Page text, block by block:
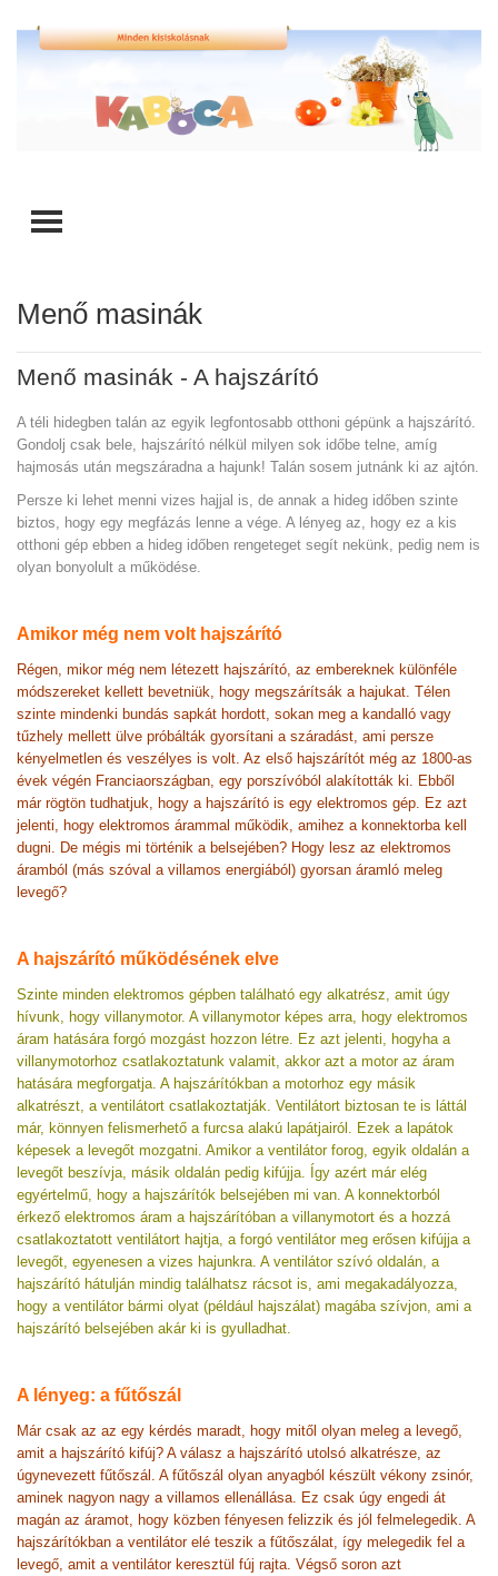
TOGGLE MENU
Menő masinák
Menő masinák - A hajszárító
A téli hidegben talán az egyik legfontosabb otthoni gépünk a hajszárító.
Gondolj csak bele, hajszárító nélkül milyen sok időbe telne, amíg
hajmosás után megszáradna a hajunk! Talán sosem jutnánk ki az ajtón.
Persze ki lehet menni vizes hajjal is, de annak a hideg időben szinte
biztos, hogy egy megfázás lenne a vége. A lényeg az, hogy ez a kis
otthoni gép ebben a hideg időben rengeteget segít nekünk, pedig nem is
olyan bonyolult a működése.
Amikor még nem volt hajszárító
Régen, mikor még nem létezett hajszárító, az embereknek különféle
módszereket kellett bevetniük, hogy megszárítsák a hajukat. Télen
szinte mindenki bundás sapkát hordott, sokan meg a kandalló vagy
tűzhely mellett ülve próbálták gyorsítani a száradást, ami persze
kényelmetlen és veszélyes is volt. Az első hajszárítót még az 1800-as
évek végén Franciaországban, egy porszívóból alakították ki. Ebből
már rögtön tudhatjuk, hogy a hajszárító is egy elektromos gép. Ez azt
jelenti, hogy elektromos árammal működik, amihez a konnektorba kell
dugni. De mégis mi történik a belsejében? Hogy lesz az elektromos
áramból (más szóval a villamos energiából) gyorsan áramló meleg
levegő?
A hajszárító működésének elve
Szinte minden elektromos gépben található egy alkatrész, amit úgy
hívunk, hogy villanymotor. A villanymotor képes arra, hogy elektromos
áram hatására forgó mozgást hozzon létre. Ez azt jelenti, hogyha a
villanymotorhoz csatlakoztatunk valamit, akkor azt a motor az áram
hatására megforgatja. A hajszárítókban a motorhoz egy másik
alkatrészt, a ventilátort csatlakoztatják. Ventilátort biztosan te is láttál
már, könnyen felismerhető a furcsa alakú lapátjairól. Ezek a lapátok
képesek a levegőt mozgatni. Amikor a ventilátor forog, egyik oldalán a
levegőt beszívja, másik oldalán pedig kifújja. Így azért már elég
egyértelmű, hogy a hajszárítók belsejében mi van. A konnektorból
érkező elektromos áram a hajszárítóban a villanymotort és a hozzá
csatlakoztatott ventilátort hajtja, a forgó ventilátor meg erősen kifújja a
levegőt, egyenesen a vizes hajunkra. A ventilátor szívó oldalán, a
hajszárító hátulján mindig találhatsz rácsot is, ami megakadályozza,
hogy a ventilátor bármi olyat (például hajszálat) magába szívjon, ami a
hajszárító belsejében akár ki is gyulladhat.
A lényeg: a fűtőszál
Már csak az az egy kérdés maradt, hogy mitől olyan meleg a levegő,
amit a hajszárító kifúj? A válasz a hajszárító utolsó alkatrésze, az
úgynevezett fűtőszál. A fűtőszál olyan anyagból készült vékony zsinór,
aminek nagyon nagy a villamos ellenállása. Ez csak úgy engedi át
magán az áramot, hogy közben fényesen felizzik és jól felmelegedik. A
hajszárítókban a ventilátor elé teszik a fűtőszálat, így melegedik fel a
levegő, amit a ventilátor keresztül fúj rajta. Végső soron azt